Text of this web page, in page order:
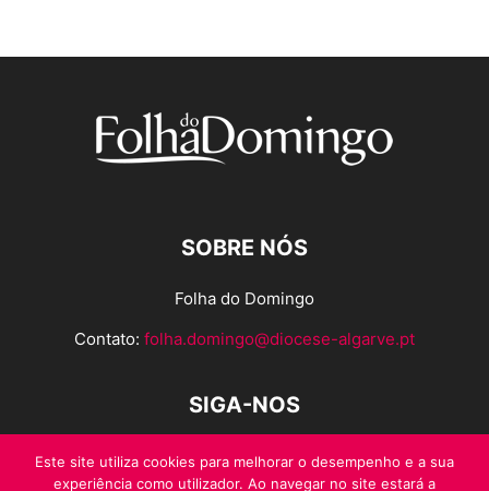
SOBRE NÓS
Folha do Domingo
Contato: folha.domingo@diocese-algarve.pt
SIGA-NOS
Este site utiliza cookies para melhorar o desempenho e a sua
experiência como utilizador. Ao navegar no site estará a